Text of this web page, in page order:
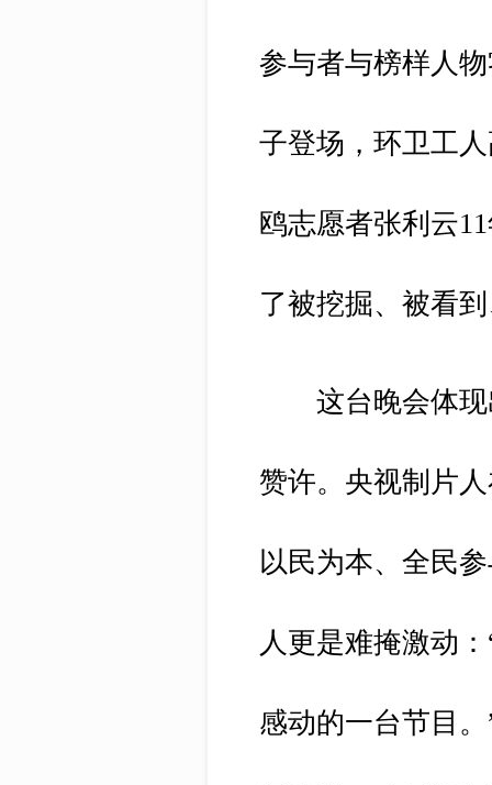
参与者与榜样人
子登场，环卫工
鸥志愿者张利云
了被挖掘、被看
这台晚会体现
赞许。央视制片
以民为本、全民
人更是难掩激动
感动的一台节目